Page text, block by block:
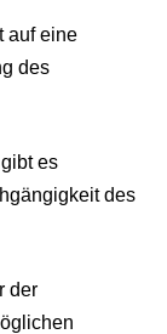
auf eine
des
es
des
der